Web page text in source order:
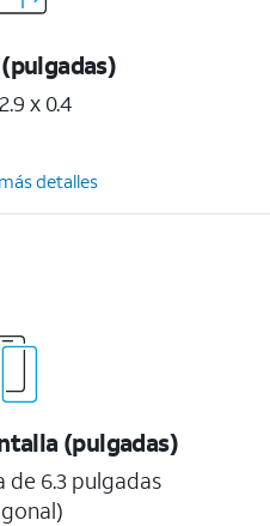
x 0.4
detalles
(pulgadas)
de 6.3 pulgadas